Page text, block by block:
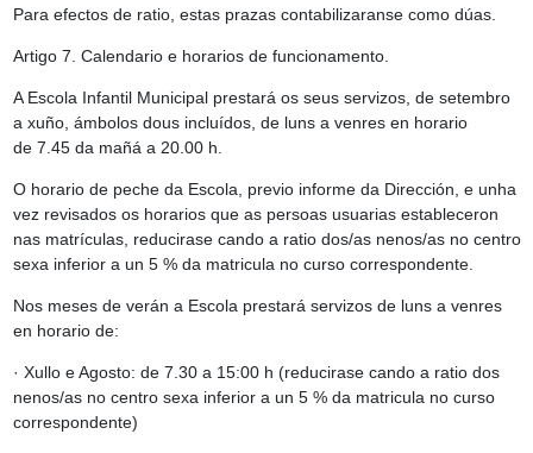
Para efectos de ratio, estas prazas contabilizaranse como dúas.
Artigo 7. Calendario e horarios de funcionamento.
A Escola Infantil Municipal prestará os seus servizos, de setembro
a xuño, ámbolos dous incluídos, de luns a venres en horario
de 7.45 da mañá a 20.00 h.
O horario de peche da Escola, previo informe da Dirección, e unha
vez revisados os horarios que as persoas usuarias estableceron
nas matrículas, reducirase cando a ratio dos/as nenos/as no centro
sexa inferior a un 5 % da matricula no curso correspondente.
Nos meses de verán a Escola prestará servizos de luns a venres
en horario de:
· Xullo e Agosto: de 7.30 a 15:00 h (reducirase cando a ratio dos
nenos/as no centro sexa inferior a un 5 % da matricula no curso
correspondente)